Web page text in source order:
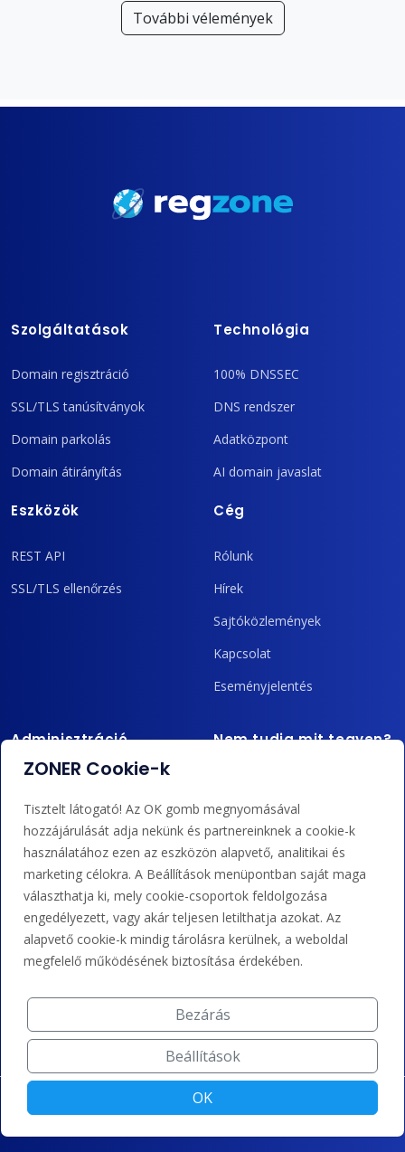
További vélemények
Szolgáltatások
Domain regisztráció
SSL/TLS tanúsítványok
Domain parkolás
Domain átirányítás
Technológia
100% DNSSEC
DNS rendszer
Adatközpont
AI domain javaslat
Eszközök
REST API
SSL/TLS ellenőrzés
Cég
Rólunk
Hírek
Sajtóközlemények
Kapcsolat
Eseményjelentés
Adminisztráció Nem tudja mit tegyen?
Támogatás
+36 202 343 883
admin@zoner.hu
átutalást és kreditet.
ZONER Cookie-k
Tisztelt látogató! Az OK gomb megnyomásával
hozzájárulását adja nekünk és partnereinknek a cookie-k
használatához ezen az eszközön alapvető, analitikai és
marketing célokra. A Beállítások menüpontban saját maga
választhatja ki, mely cookie-csoportok feldolgozása
engedélyezett, vagy akár teljesen letilthatja azokat. Az
alapvető cookie-k mindig tárolásra kerülnek, a weboldal
megfelelő működésének biztosítása érdekében.
Bezárás
Beállítások
OK